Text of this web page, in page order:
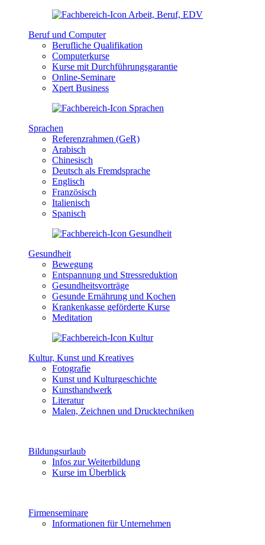
Beruf und Computer
Berufliche Qualifikation
Computerkurse
Kurse mit Durchführungsgarantie
Online-Seminare
Xpert Business
Sprachen
Referenzrahmen (GeR)
Arabisch
Chinesisch
Deutsch als Fremdsprache
Englisch
Französisch
Italienisch
Spanisch
Gesundheit
Bewegung
Entspannung und Stressreduktion
Gesundheitsvorträge
Gesunde Ernährung und Kochen
Krankenkasse geförderte Kurse
Meditation
Kultur, Kunst und Kreatives
Fotografie
Kunst und Kulturgeschichte
Kunsthandwerk
Literatur
Malen, Zeichnen und Drucktechniken
Bildungsurlaub
Infos zur Weiterbildung
Kurse im Überblick
Firmenseminare
Informationen für Unternehmen